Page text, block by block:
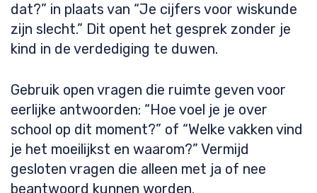
dat?” in plaats van “Je cijfers voor wiskunde
zijn slecht.” Dit opent het gesprek zonder je
kind in de verdediging te duwen.
Gebruik open vragen die ruimte geven voor
eerlijke antwoorden: “Hoe voel je je over
school op dit moment?” of “Welke vakken vind
je het moeilijkst en waarom?” Vermijd
gesloten vragen die alleen met ja of nee
beantwoord kunnen worden.